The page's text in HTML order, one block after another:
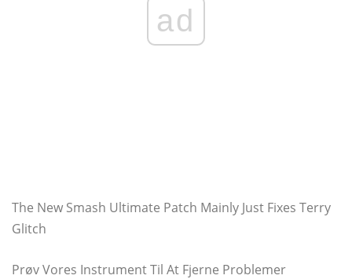
ad
The New Smash Ultimate Patch Mainly Just Fixes Terry
Glitch
Prøv Vores Instrument Til At Fjerne Problemer